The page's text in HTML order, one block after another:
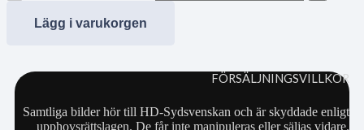
Lägg i varukorgen
FÖRSÄLJNINGSVILLKOR
Samtliga bilder hör till HD-Sydsvenskan och är skyddade enligt
upphovsrättslagen. De får inte manipuleras eller säljas vidare.